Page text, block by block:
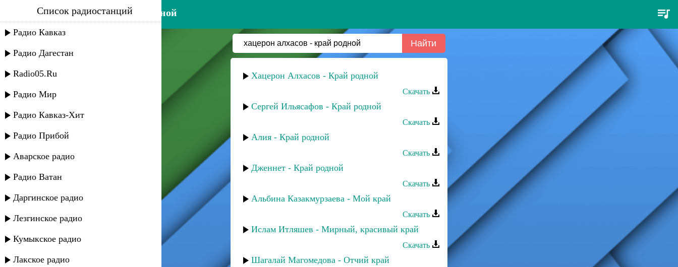
хацерон алхасов - край родной
Список радиостанций
Радио Кавказ
Радио Дагестан
Radio05.Ru
Радио Мир
Радио Кавказ-Хит
Радио Прибой
Аварское радио
Радио Ватан
Даргинское радио
Лезгинское радио
Кумыкское радио
Лакское радио
Хацерон Алхасов - Край родной
Скачать
Сергей Ильясафов - Край родной
Скачать
Алия - Край родной
Скачать
Дженнет - Край родной
Скачать
Альбина Казакмурзаева - Мой край
Скачать
Ислам Итляшев - Мирный, красивый край
Скачать
Шагалай Магомедова - Отчий край